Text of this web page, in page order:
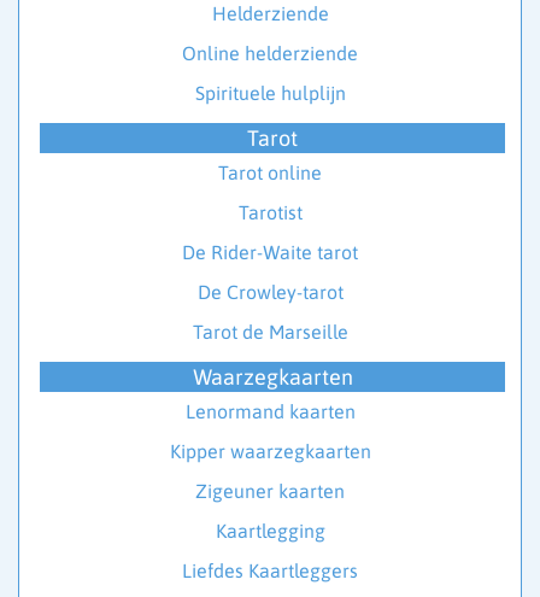
Helderziende
Online helderziende
Spirituele hulplijn
Tarot
Tarot online
Tarotist
De Rider-Waite tarot
De Crowley-tarot
Tarot de Marseille
Waarzegkaarten
Lenormand kaarten
Kipper waarzegkaarten
Zigeuner kaarten
Kaartlegging
Liefdes Kaartleggers